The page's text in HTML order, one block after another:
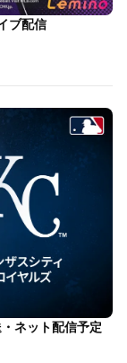
ブ配信
ネット配信予定